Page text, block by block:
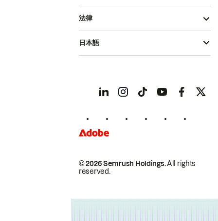
© 2026 Semrush Holdings.All rights
reserved.
法律
日本語